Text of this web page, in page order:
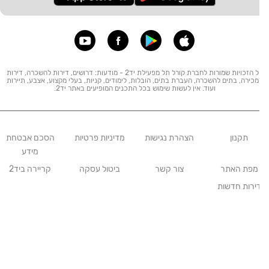
כל הזכויות שמורות לחברת קורל תל מפעילת יד2 - מודעות: דרושים, דירות להשכרה, דירות
בתים להשכרה, העברת בתים, הובלות, לימודים, קניות, בעלי מקצוע, אצבע, תיירות
ועוד. אין לעשות שימוש בכל התכנים המופיעים באתר יד2.
תקנון הצהרת נגישות מדיניות פרטיות
הסכם אבטחת
מידע
מפת האתר
צור קשר ביטול עסקה
קריירה ביד2
חדשות